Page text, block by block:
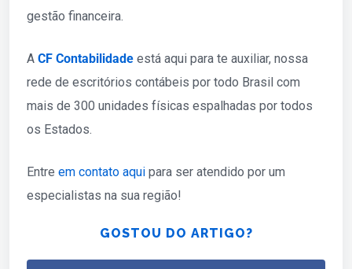
gestão financeira.
A CF Contabilidade está aqui para te auxiliar, nossa
rede de escritórios contábeis por todo Brasil com
mais de 300 unidades físicas espalhadas por todos
os Estados.
Entre em contato aqui para ser atendido por um
especialistas na sua região!
GOSTOU DO ARTIGO?